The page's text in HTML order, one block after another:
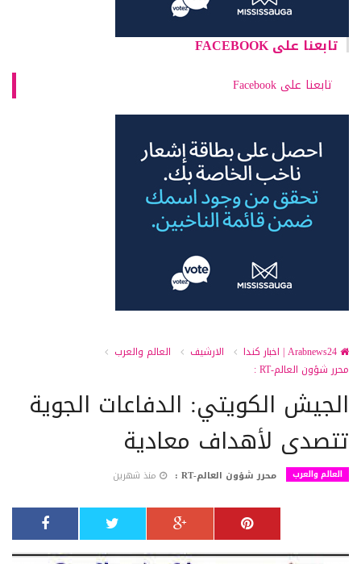
تابعنا على FACEBOOK
تابعنا على Facebook
الارشيف
العالم والعرب
محرر شؤون العالم-RT :
الجيش الكويتي: الدفاعات الجوية
تتصدى لأهداف معادية
العالم والعرب محرر شؤون العالم-RT : منذ شهرين